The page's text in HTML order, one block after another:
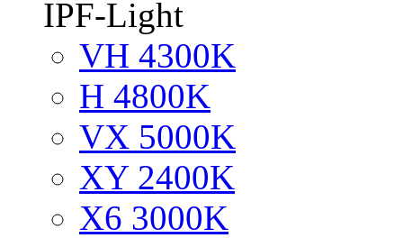
IPF-Light
VH 4300K
H 4800K
VX 5000K
XY 2400K
X6 3000K